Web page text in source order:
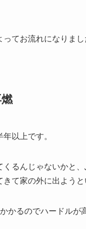
てお流れになりまし
以上です。
くるんじゃないかと
て家の外に出よう
かるのでハードルが